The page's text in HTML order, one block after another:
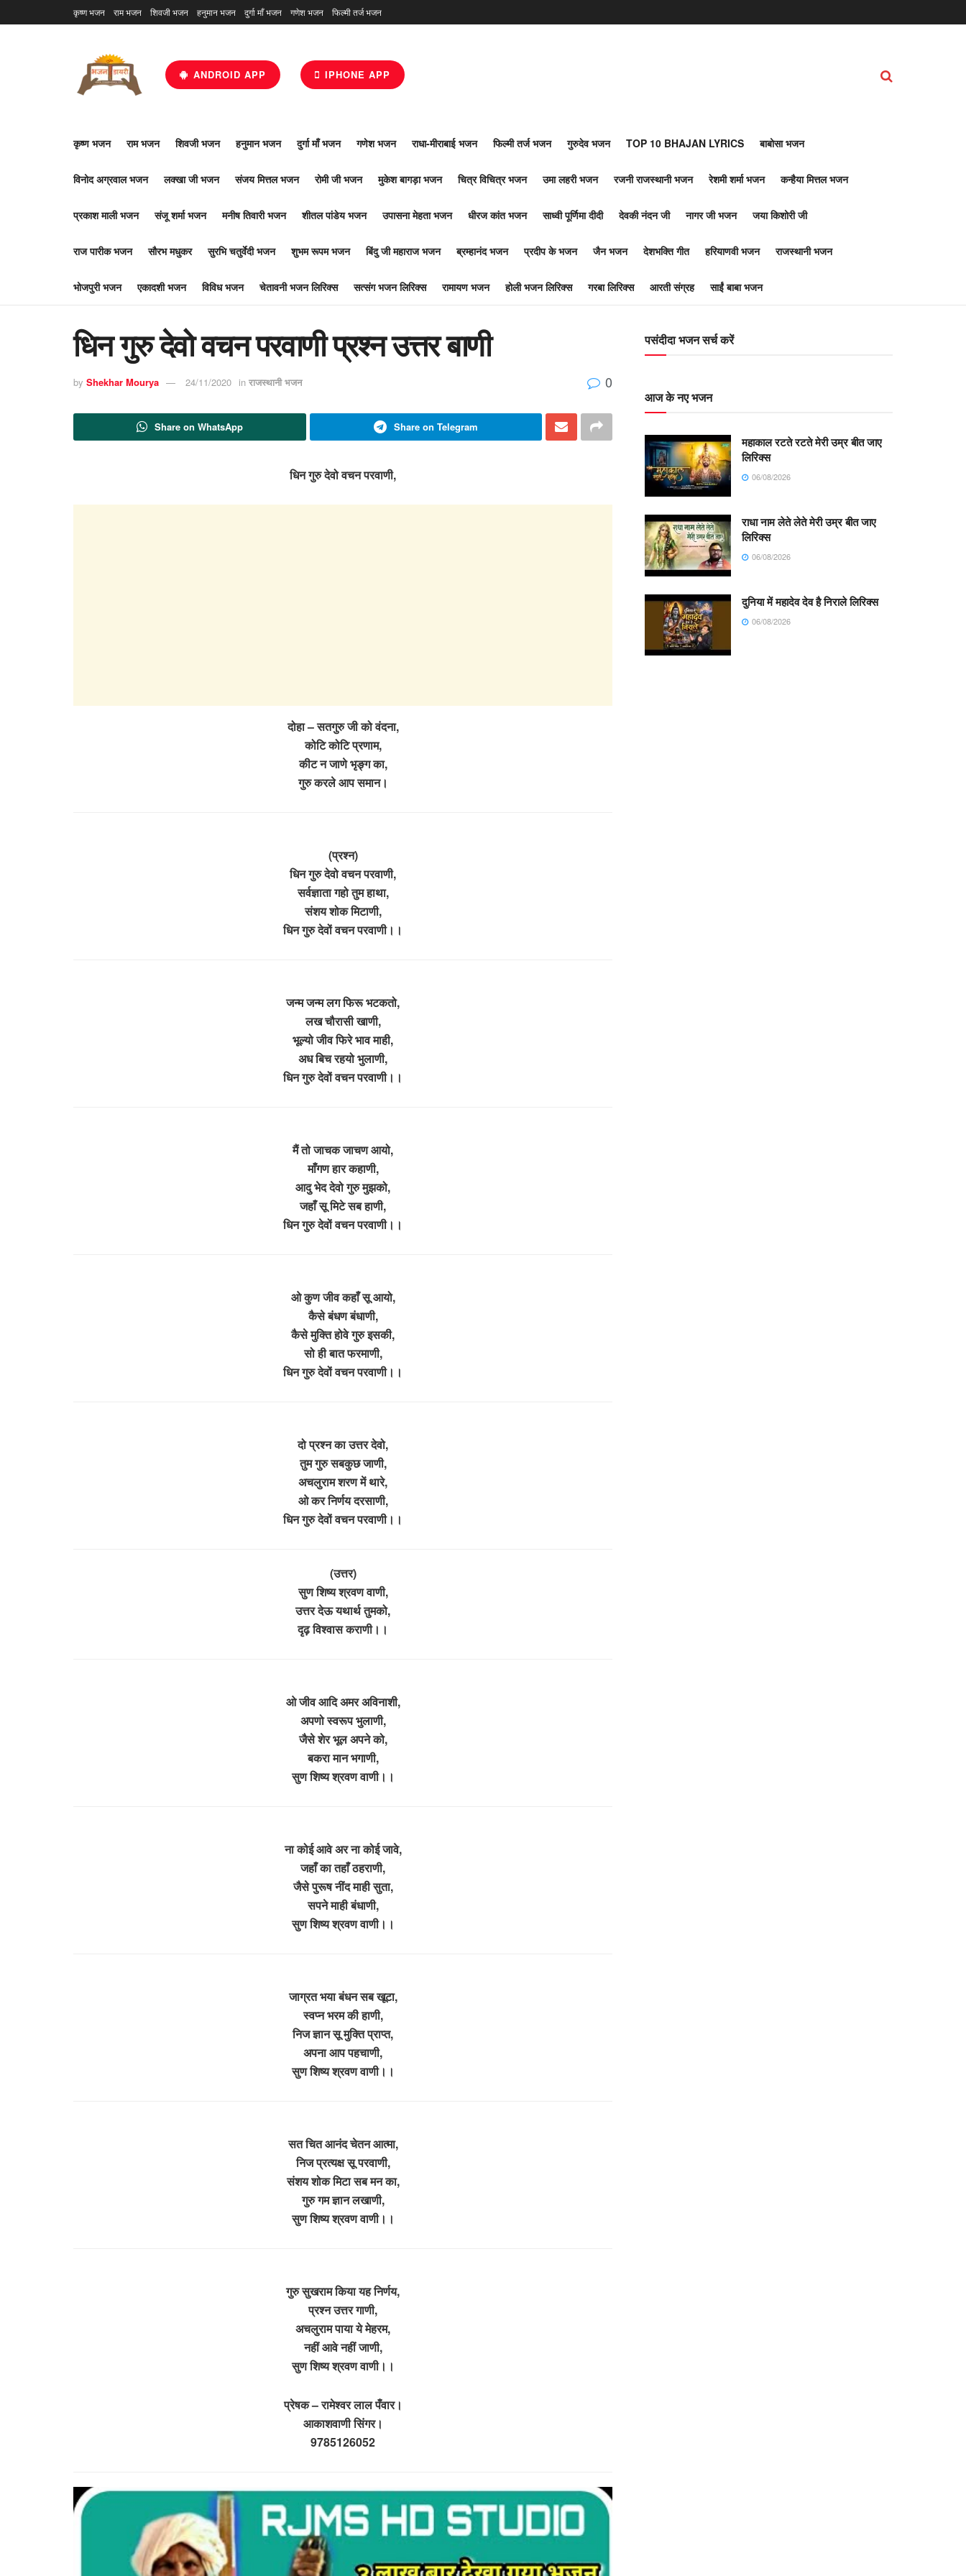
कृष्ण भजन राम भजन शिवजी भजन हनुमान भजन दुर्गा माँ भजन गणेश भजन फिल्मी तर्ज भजन
ANDROID APP IPHONE APP
कृष्ण भजन राम भजन शिवजी भजन हनुमान भजन दुर्गा माँ भजन गणेश भजन राधा-मीराबाई भजन फिल्मी तर्ज भजन गुरुदेव भजन TOP 10 BHAJAN LYRICS बाबोसा भजन
विनोद अग्रवाल भजन लक्खा जी भजन संजय मित्तल भजन रोमी जी भजन मुकेश बागड़ा भजन चित्र विचित्र भजन उमा लहरी भजन रजनी राजस्थानी भजन रेशमी शर्मा भजन कन्हैया मित्तल भजन
प्रकाश माली भजन संजू शर्मा भजन मनीष तिवारी भजन शीतल पांडेय भजन उपासना मेहता भजन धीरज कांत भजन साध्वी पूर्णिमा दीदी देवकी नंदन जी नागर जी भजन जया किशोरी जी
राज पारीक भजन सौरभ मधुकर सुरभि चतुर्वेदी भजन शुभम रूपम भजन बिंदु जी महाराज भजन ब्रम्हानंद भजन प्रदीप के भजन जैन भजन देशभक्ति गीत हरियाणवी भजन राजस्थानी भजन
भोजपुरी भजन एकादशी भजन विविध भजन चेतावनी भजन लिरिक्स सत्संग भजन लिरिक्स रामायण भजन होली भजन लिरिक्स गरबा लिरिक्स आरती संग्रह साईं बाबा भजन
धिन गुरु देवो वचन परवाणी प्रश्न उत्तर बाणी
by Shekhar Mourya 24/11/2020 in राजस्थानी भजन 0
Share on WhatsApp Share on Telegram
धिन गुरु देवो वचन परवाणी,
दोहा – सतगुरु जी को वंदना,
कोटि कोटि प्रणाम,
कीट न जाणे भृङ्ग का,
गुरु करले आप समान।
(प्रश्न)
धिन गुरु देवो वचन परवाणी,
सर्वज्ञाता गहो तुम हाथा,
संशय शोक मिटाणी,
धिन गुरु देवों वचन परवाणी।।
जन्म जन्म लग फिरू भटकतो,
लख चौरासी खाणी,
भूल्यो जीव फिरे भाव माही,
अध बिच रहयो भुलाणी,
धिन गुरु देवों वचन परवाणी।।
मैं तो जाचक जाचण आयो,
माँगण हार कहाणी,
आदु भेद देवो गुरु मुझको,
जहाँ सू मिटे सब हाणी,
धिन गुरु देवों वचन परवाणी।।
ओ कुण जीव कहाँ सू आयो,
कैसे बंधण बंधाणी,
कैसे मुक्ति होवे गुरु इसकी,
सो ही बात फरमाणी,
धिन गुरु देवों वचन परवाणी।।
दो प्रश्न का उत्तर देवो,
तुम गुरु सबकुछ जाणी,
अचलुराम शरण में थारे,
ओ कर निर्णय दरसाणी,
धिन गुरु देवों वचन परवाणी।।
(उत्तर)
सुण शिष्य श्रवण वाणी,
उत्तर देऊ यथार्थ तुमको,
दृढ़ विश्वास कराणी।।
ओ जीव आदि अमर अविनाशी,
अपणो स्वरूप भुलाणी,
जैसे शेर भूल अपने को,
बकरा मान भगाणी,
सुण शिष्य श्रवण वाणी।।
ना कोई आवे अर ना कोई जावे,
जहाँ का तहाँ ठहराणी,
जैसे पुरूष नींद माही सुता,
सपने माही बंधाणी,
सुण शिष्य श्रवण वाणी।।
जाग्रत भया बंधन सब खूटा,
स्वप्न भरम की हाणी,
निज ज्ञान सू मुक्ति प्राप्त,
अपना आप पहचाणी,
सुण शिष्य श्रवण वाणी।।
सत चित आनंद चेतन आत्मा,
निज प्रत्यक्ष सू परवाणी,
संशय शोक मिटा सब मन का,
गुरु गम ज्ञान लखाणी,
सुण शिष्य श्रवण वाणी।।
गुरु सुखराम किया यह निर्णय,
प्रश्न उत्तर गाणी,
अचलुराम पाया ये मेहरम,
नहीं आवे नहीं जाणी,
सुण शिष्य श्रवण वाणी।।
प्रेषक – रामेश्वर लाल पँवार।
आकाशवाणी सिंगर।
9785126052
पसंदीदा भजन सर्च करें
आज के नए भजन
महाकाल रटते रटते मेरी उम्र बीत जाए
लिरिक्स
06/08/2026
राधा नाम लेते लेते मेरी उम्र बीत जाए
लिरिक्स
06/08/2026
दुनिया में महादेव देव है निराले लिरिक्स
06/08/2026